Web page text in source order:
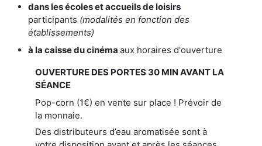
dans les écoles et accueils de loisirs
participants (modalités en fonction des
établissements)
à la caisse du cinéma aux horaires d'ouverture
OUVERTURE DES PORTES 30 MIN AVANT LA
SÉANCE
Pop-corn (1€) en vente sur place ! Prévoir de
la monnaie.
Des distributeurs d’eau aromatisée sont à